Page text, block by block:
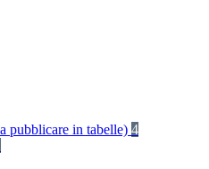
pubblicare in tabelle) 4